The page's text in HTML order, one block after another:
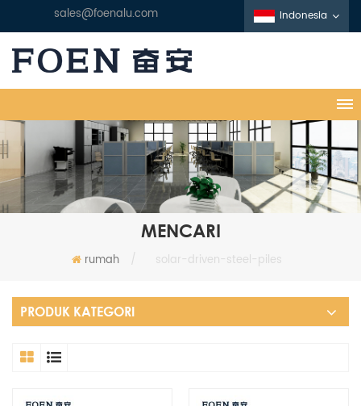
sales@foenalu.com Indonesia
MENCARI
rumah / solar-driven-steel-piles
PRODUK KATEGORI